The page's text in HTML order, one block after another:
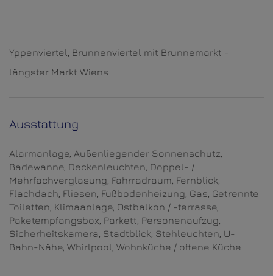
Yppenviertel, Brunnenviertel mit Brunnemarkt -
längster Markt Wiens
Ausstattung
Alarmanlage Außenliegender Sonnenschutz
Badewanne Deckenleuchten Doppel- /
Mehrfachverglasung Fahrradraum Fernblick
Flachdach Fliesen Fußbodenheizung Gas Getrennte
Toiletten Klimaanlage Ostbalkon / -terrasse
Paketempfangsbox Parkett Personenaufzug
Sicherheitskamera Stadtblick Stehleuchten U-
Bahn-Nähe Whirlpool Wohnküche / offene Küche